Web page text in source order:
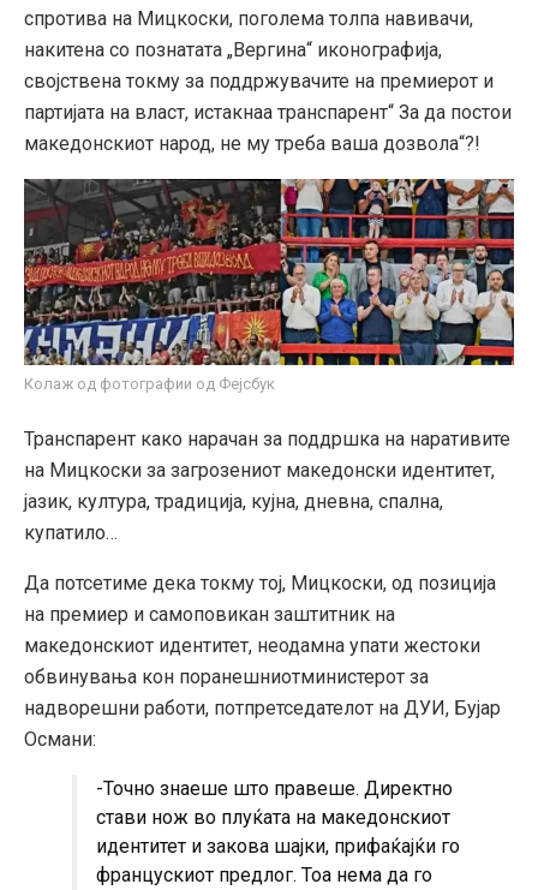
спротива на Мицкоски, поголема толпа навивачи,
накитена со познатата „Вергина“ иконографија,
својствена токму за поддржувачите на премиерот и
партијата на власт, истакнаа транспарент“ За да постои
македонскиот народ, не му треба ваша дозвола“?!
Колаж од фотографии од Фејсбук
Транспарент како нарачан за поддршка на наративите
на Мицкоски за загрозениот македонски идентитет,
јазик, култура, традиција, кујна, дневна, спална,
купатило…
Да потсетиме дека токму тој, Мицкоски, од позиција
на премиер и самоповикан заштитник на
македонскиот идентитет, неодамна упати жестоки
обвинувања кон поранешниотминистерот за
надворешни работи, потпретседателот на ДУИ, Бујар
Османи:
-Точно знаеше што правеше. Директно
стави нож во плуќата на македонскиот
идентитет и закова шајки, прифаќајќи го
францускиот предлог. Тоа нема да го